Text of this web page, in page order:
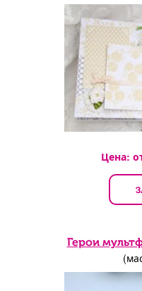
Цена:
Герои